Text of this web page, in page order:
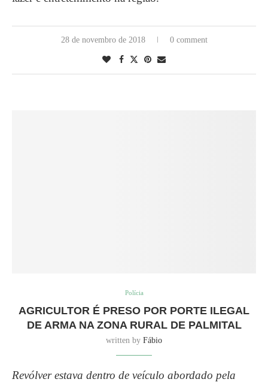
28 de novembro de 2018 0 comment
Polícia
AGRICULTOR É PRESO POR PORTE ILEGAL
DE ARMA NA ZONA RURAL DE PALMITAL
written by Fábio
Revólver estava dentro de veículo abordado pela